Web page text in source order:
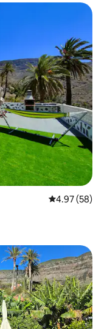
คะแนนเฉลี่ย
4.97 (58)